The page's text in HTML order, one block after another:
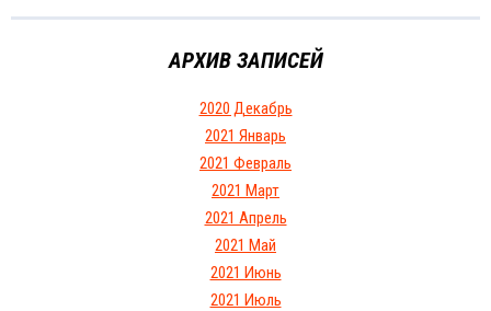
АРХИВ ЗАПИСЕЙ
2020 Декабрь
2021 Январь
2021 Февраль
2021 Март
2021 Апрель
2021 Май
2021 Июнь
2021 Июль